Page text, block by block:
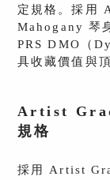
定規格。採用
Mahogany 琴
PRS DMO（
具收藏價值與
Artist
規格
採用 Artist